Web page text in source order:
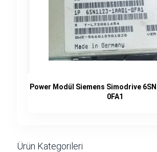
Power Modül Siemens Simodrive
0FA1
Ürün Kategorileri